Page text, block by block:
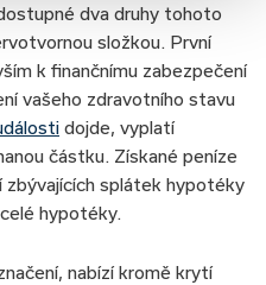
dva druhy tohoto
složkou. První
k finančnímu zabezpečení
vašeho zdravotního stavu
dojde, vyplatí
částku. Získané peníze
zbývajících splátek hypotéky
hypotéky.
nabízí kromě krytí